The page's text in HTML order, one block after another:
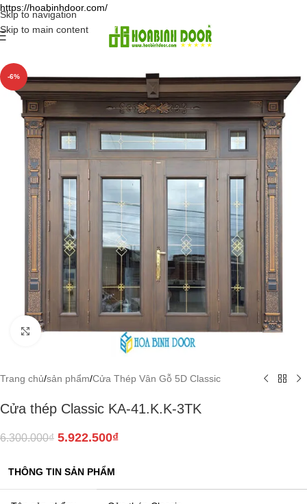
https://hoabinhdoor.com/
Skip to navigation
Skip to main content
-6%
Click to enlarge
Trang chủ/sản phẩm/Cửa Thép Vân Gỗ 5D Classic
Cửa thép Classic KA-41.K.K-3TK
6.300.000₫ 5.922.500₫
THÔNG TIN SẢN PHẨM